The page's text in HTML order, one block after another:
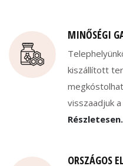
MINŐSÉGI
kiszállított
visszaadjuk
ORSZÁGOS